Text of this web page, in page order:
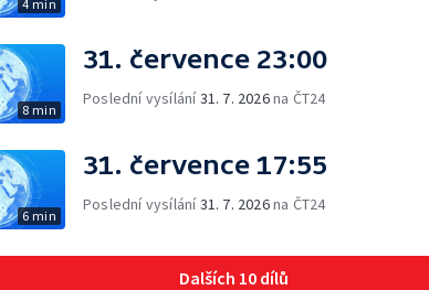
4 min
8 min
31. července 23:00
Poslední vysílání31. 7. 2026na ČT24
6 min
31. července 17:55
Poslední vysílání31. 7. 2026na ČT24
Dalších 10 dílů